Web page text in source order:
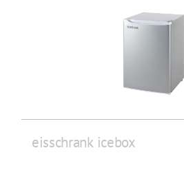
eisschrank icebox